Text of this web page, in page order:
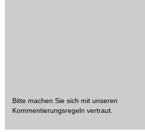
Bitte machen Sie sich mit unseren
Kommentierungsregeln vertraut.